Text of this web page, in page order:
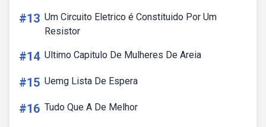
#13 Um Circuito Eletrico é Constituido Por Um
Resistor
#14 Ultimo Capitulo De Mulheres De Areia
#15 Uemg Lista De Espera
#16 Tudo Que A De Melhor